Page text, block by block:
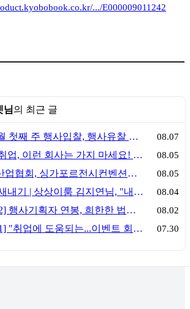
.../E000009011242
님의 최근 글
[행사입찰]8월 첫째 주 행사입찰, 행사유찰 결과 08.07
행사기획자 취업, 이런 회사는 가지 마세요! 신입이 꼭 알아야 할 5가지 기준[이벤트산업 팩트체크#3] 08.05
부산컨벤션산업협회, 싱가포르전시컨벤션협회(SACEOS)와 업무협약 체결… 아시아 마이스 협력 확대 08.05
행사기획자 새내기 | 상상이룸 김지연님, "내 맘대로, 내 뜻대로 행사를 만든다 08.04
[팩트체크#02] 행사기획자 연봉, 희한한 법칙~ '첨에는 비실, 3년만 지나면 튼실' 08.02
[팩트체크#01] "취업에 도움되는...이벤트 회사, 어떻게 구분할까?"… 1인당 매출 '3억 원'의 법칙 07.30